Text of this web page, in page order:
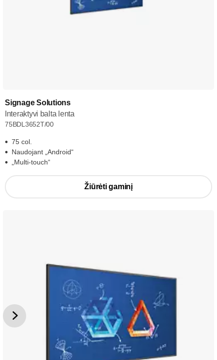
Signage Solutions
Interaktyvi balta lenta
75BDL3652T/00
75 col.
Naudojant „Android“
„Multi-touch“
Žiūrėti gaminį